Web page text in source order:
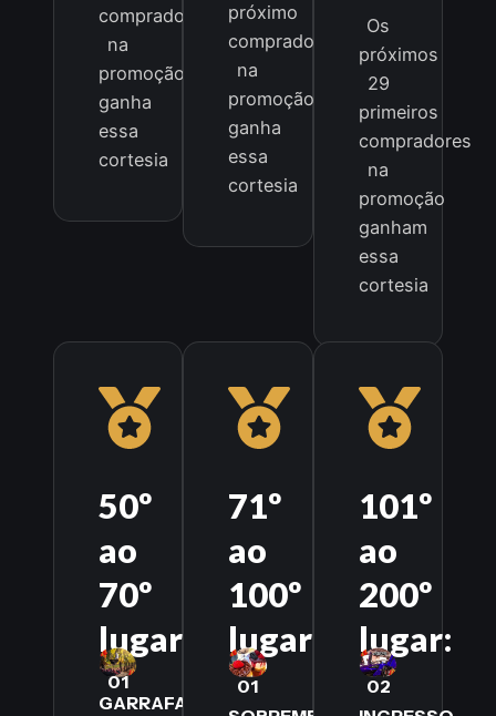
comprador
na
promoção
ganha
essa
cortesia
próximo
comprador
na
promoção
ganha
essa
cortesia
Os
próximos
29
primeiros
compradores
na
promoção
ganham
essa
cortesia
50º
ao
70º
lugar:
01
GARRAFA
71º
ao
100º
lugar:
01
101º
ao
200º
lugar:
02